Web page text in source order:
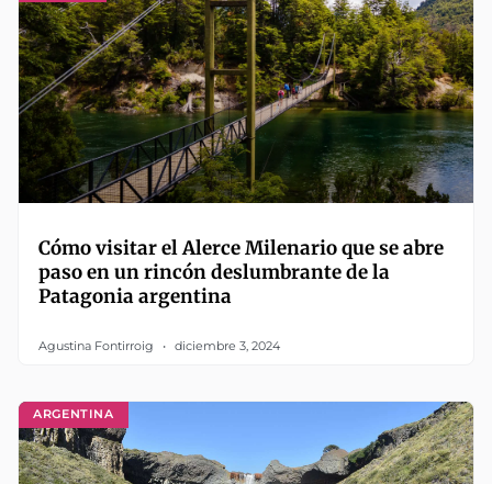
Cómo visitar el Alerce Milenario que se abre
paso en un rincón deslumbrante de la
Patagonia argentina
Agustina Fontirroig diciembre 3, 2024
ARGENTINA